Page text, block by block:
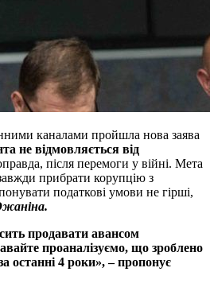
каналами пройшла нова заява
не відмовляється від
після перемоги у війні. Мета
прибрати корупцію з
податкові умови не гірші,
продавати авансом
проаналізуємо, що зроблено
останні 4 роки», – пропонує